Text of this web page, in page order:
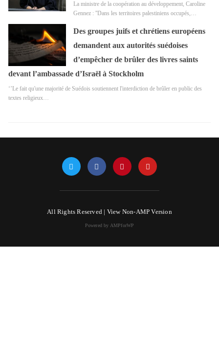
La ministre de la coopération au développement, Caroline
Gennez : ''Dans les territoires palestiniens occupés,…
Des groupes juifs et chrétiens européens
demandent aux autorités suédoises
d’empêcher de brûler des livres saints
devant l’ambassade d’Israël à Stockholm
‘’Le fait qu'une majorité de Suédois soutiennent l'interdiction de brûler en public des
textes religieux…
All Rights Reserved | View Non-AMP Version
Powered by AMPforWP